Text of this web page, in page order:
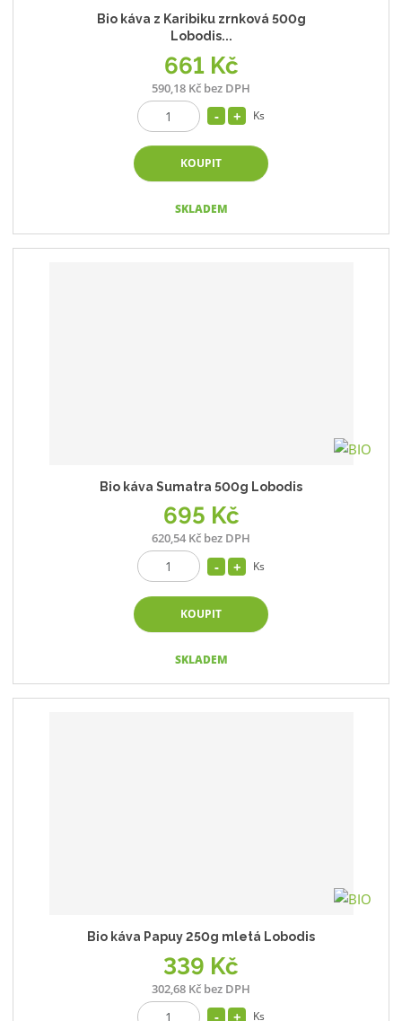
Bio káva z Karibiku zrnková 500g
Lobodis...
661 Kč
590,18 Kč bez DPH
Ks
KOUPIT
SKLADEM
Bio káva Sumatra 500g Lobodis
695 Kč
620,54 Kč bez DPH
Ks
KOUPIT
SKLADEM
Bio káva Papuy 250g mletá Lobodis
339 Kč
302,68 Kč bez DPH
Ks